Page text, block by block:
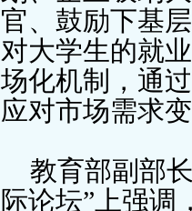
官、鼓励下基
对大学生的就
场化机制，通
应对市场需求
教育部副部
际论坛”上强调